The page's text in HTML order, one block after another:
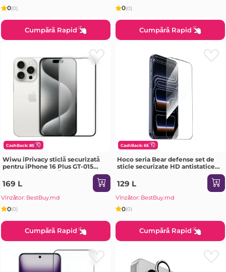
0(0)
Cumpără Rapid
0(0)
Cumpără Rapid
CashBack: 85
Wiwu iPrivacy sticlă securizată
pentru iPhone 16 Plus GT-015
transparentă Sticlă de protecție
169 L
Vînzător: BestBuy.md
0(0)
Cumpără Rapid
CashBack: 65
Hoco seria Bear defense set de
sticle securizate HD antistatice
iPhone 14 / iPhone 13 / iPhone 13
Pro(G777) neagră Sticlă de
protecție
129 L
Vînzător: BestBuy.md
0(0)
Cumpără Rapid